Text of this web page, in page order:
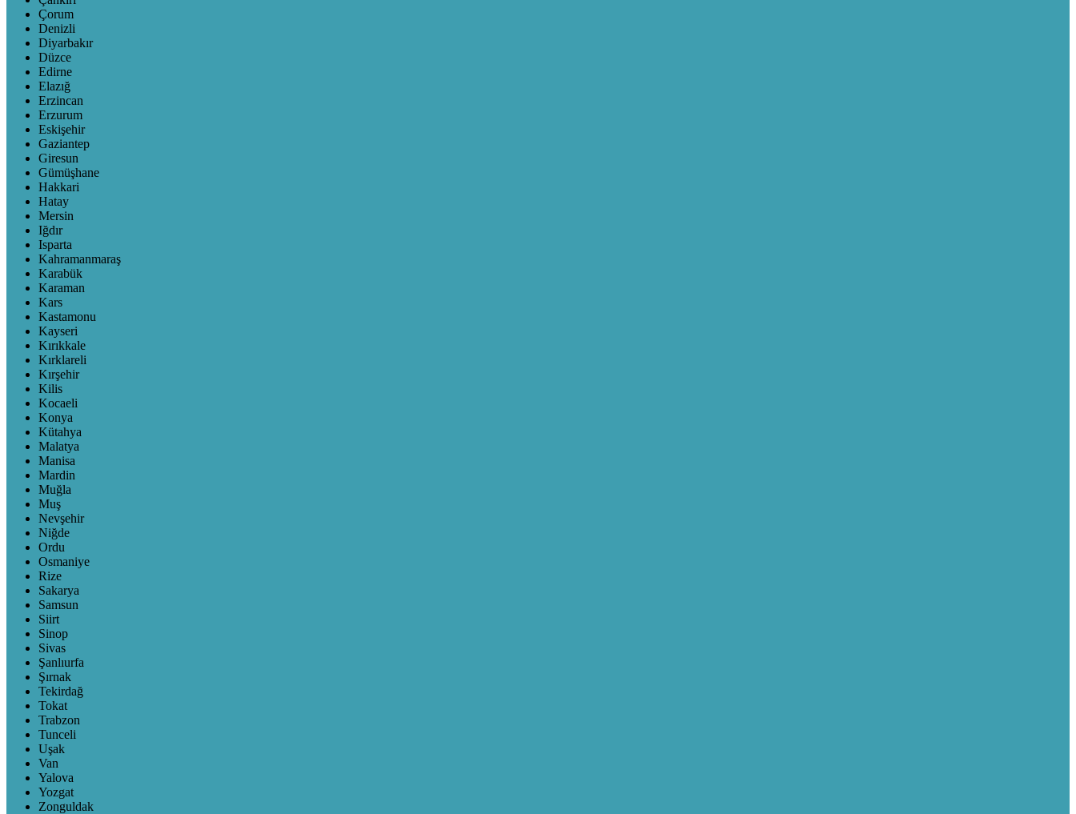
Çorum
Denizli
Diyarbakır
Düzce
Edirne
Elazığ
Erzincan
Erzurum
Eskişehir
Gaziantep
Giresun
Gümüşhane
Hakkari
Hatay
Mersin
Iğdır
Isparta
Kahramanmaraş
Karabük
Karaman
Kars
Kastamonu
Kayseri
Kırıkkale
Kırklareli
Kırşehir
Kilis
Kocaeli
Konya
Kütahya
Malatya
Manisa
Mardin
Muğla
Muş
Nevşehir
Niğde
Ordu
Osmaniye
Rize
Sakarya
Samsun
Siirt
Sinop
Sivas
Şanlıurfa
Şırnak
Tekirdağ
Tokat
Trabzon
Tunceli
Uşak
Van
Yalova
Yozgat
Zonguldak